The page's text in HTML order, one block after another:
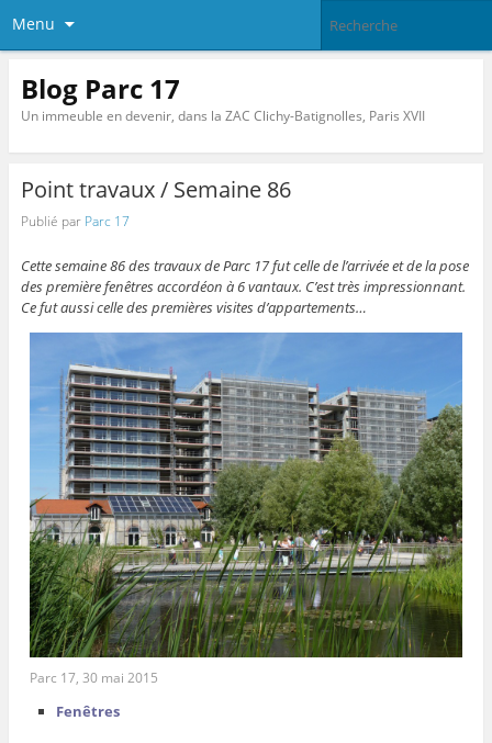
Menu
Blog Parc 17
Un immeuble en devenir, dans la ZAC Clichy-Batignolles, Paris XVII
Point travaux / Semaine 86
Publié par Parc 17
Cette semaine 86 des travaux de Parc 17 fut celle de l’arrivée et de la pose
des première fenêtres accordéon à 6 vantaux. C’est très impressionnant.
Ce fut aussi celle des premières visites d’appartements…
Parc 17, 30 mai 2015
Fenêtres